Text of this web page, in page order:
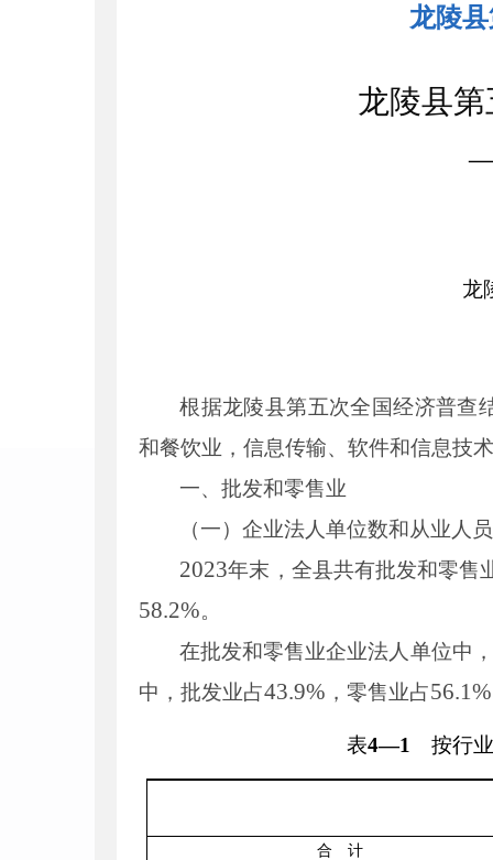
龙陵
龙陵县
龙
根据龙陵县第五次全国经济普查
和餐饮业，信息传输、软件和信息技
一、批发和零售业
（一）企业法人单位数和从业人员
2023年末，全县共有批发和零售
58.2%。
在批发和零售业企业法人单位中
中，批发业占43.9% ，零售业占56.1%
表4—1 按行业
合 计